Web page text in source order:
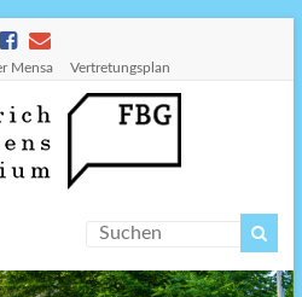
Mensa Vertretungsplan